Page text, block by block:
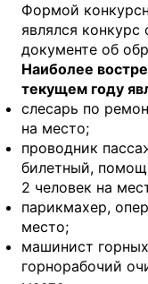
Формой
являлся конкурс
документе об
Наиболее
текущем году
слесарь по
на место;
проводник
билетный,
2 человек на
парикмахер,
место;
машинист
горнорабочий